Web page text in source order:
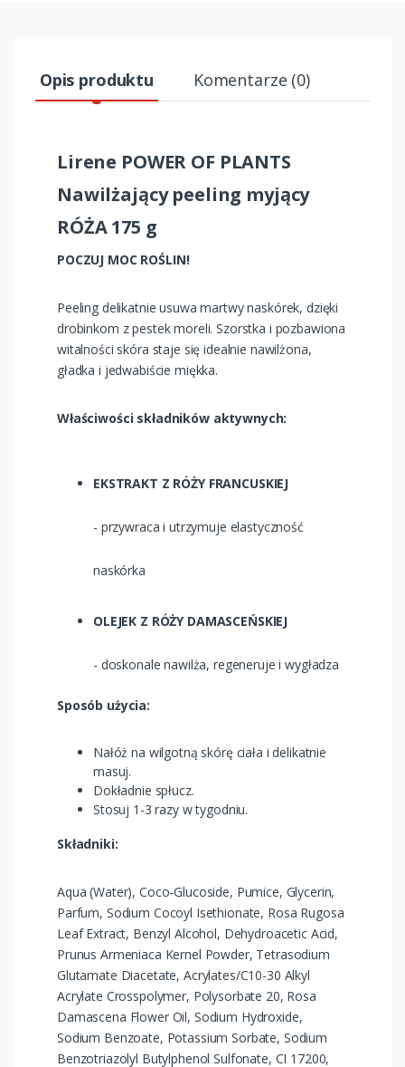
Opis produktu Komentarze (0)
Lirene POWER OF PLANTS
Nawilżający peeling myjący
RÓŻA 175 g
POCZUJ MOC ROŚLIN!
Peeling delikatnie usuwa martwy naskórek, dzięki
drobinkom z pestek moreli. Szorstka i pozbawiona
witalności skóra staje się idealnie nawilżona,
gładka i jedwabiście miękka.
Właściwości składników aktywnych:
EKSTRAKT Z RÓŻY FRANCUSKIEJ
- przywraca i utrzymuje elastyczność
naskórka
OLEJEK Z RÓŻY DAMASCEŃSKIEJ
- doskonale nawilża, regeneruje i wygładza
Sposób użycia:
Nałóż na wilgotną skórę ciała i delikatnie
masuj.
Dokładnie spłucz.
Stosuj 1-3 razy w tygodniu.
Składniki:
Aqua (Water), Coco-Glucoside, Pumice, Glycerin,
Parfum, Sodium Cocoyl Isethionate, Rosa Rugosa
Leaf Extract, Benzyl Alcohol, Dehydroacetic Acid,
Prunus Armeniaca Kernel Powder, Tetrasodium
Glutamate Diacetate, Acrylates/C10-30 Alkyl
Acrylate Crosspolymer, Polysorbate 20, Rosa
Damascena Flower Oil, Sodium Hydroxide,
Sodium Benzoate, Potassium Sorbate, Sodium
Benzotriazolyl Butylphenol Sulfonate, CI 17200,